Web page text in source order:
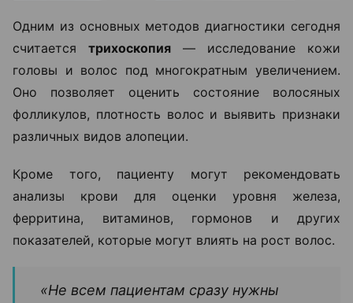
Одним из основных методов диагностики сегодня
считается трихоскопия — исследование кожи
головы и волос под многократным увеличением.
Оно позволяет оценить состояние волосяных
фолликулов, плотность волос и выявить признаки
различных видов алопеции.
Кроме того, пациенту могут рекомендовать
анализы крови для оценки уровня железа,
ферритина, витаминов, гормонов и других
показателей, которые могут влиять на рост волос.
«Не всем пациентам сразу нужны